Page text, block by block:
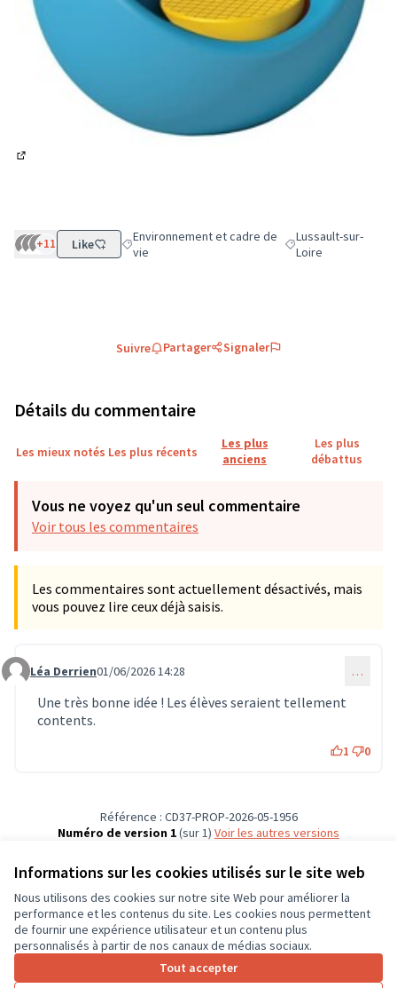
Informations sur les cookies utilisés sur le site web
Nous utilisons des cookies sur notre site Web pour améliorer la
performance et les contenus du site. Les cookies nous permettent
de fournir une expérience utilisateur et un contenu plus
personnalisés à partir de nos canaux de médias sociaux.
Tout accepter
+11 Like Filtrer les résultats de la catégorie :
Environnement et cadre de
vie
Filtrer les résultats
Lussault-sur-
Loire
Suivre Partager Signaler
Détails du commentaire
Les mieux notés Les plus récents
Les plus
anciens
Les plus
débattus
Vous ne voyez qu'un seul commentaire
Voir tous les commentaires
Les commentaires sont actuellement désactivés, mais
vous pouvez lire ceux déjà saisis.
Commentaire 1951
Léa Derrien01/06/2026 14:28 …
Une très bonne idée ! Les élèves seraient tellement
contents.
1 0
Référence : CD37-PROP-2026-05-1956
Numéro de version 1(sur 1)
voir les autres versions
Conditions d'utilisation
Paramètres des cookies
CD37 sur X
(Lien externe)
CD37 sur Facebook
CD37 sur Instagram
CD37 sur YouTube
(Lien externe)